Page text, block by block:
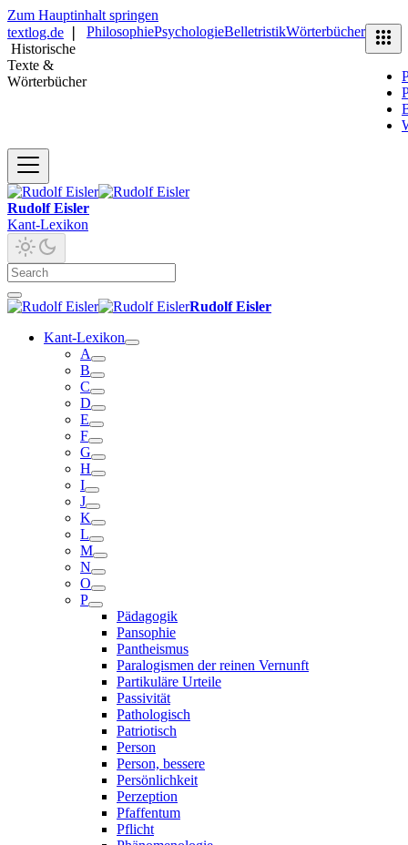
Zum Hauptinhalt springen
textlog.de
Historische
Texte &
Wörterbücher
PhilosophiePsychologieBelletristikWörterbücher
Rudolf Eisler
Kant-Lexikon
Rudolf Eisler
Kant-Lexikon
A
B
C
D
E
F
G
H
I
J
K
L
M
N
O
P
Pädagogik
Pansophie
Pantheismus
Paralogismen der reinen Vernunft
Partikuläre Urteile
Passivität
Pathologisch
Patriotisch
Person
Person, bessere
Persönlichkeit
Perzeption
Pfaffentum
Pflicht